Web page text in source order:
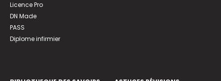
Licence Pro
DN Made
PASS
Diplome infirmier